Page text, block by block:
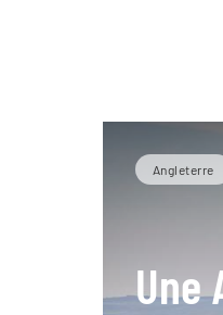
Angleterre
Une